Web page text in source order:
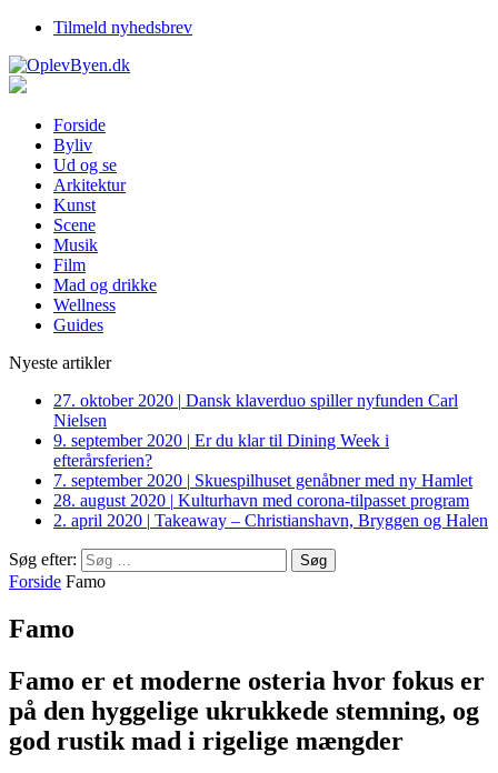
Tilmeld nyhedsbrev
Forside
Byliv
Ud og se
Arkitektur
Kunst
Scene
Musik
Film
Mad og drikke
Wellness
Guides
Nyeste artikler
27. oktober 2020 | Dansk klaverduo spiller nyfunden Carl
Nielsen
9. september 2020 | Er du klar til Dining Week i
efterårsferien?
7. september 2020 | Skuespilhuset genåbner med ny Hamlet
28. august 2020 | Kulturhavn med corona-tilpasset program
2. april 2020 | Takeaway – Christianshavn, Bryggen og Halen
Søg efter:
Forside Famo
Famo
Famo er et moderne osteria hvor fokus er
på den hyggelige ukrukkede stemning, og
god rustik mad i rigelige mængder